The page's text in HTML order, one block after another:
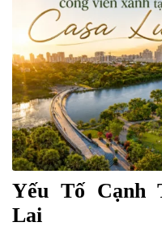
Yếu Tố Cạnh
Lai